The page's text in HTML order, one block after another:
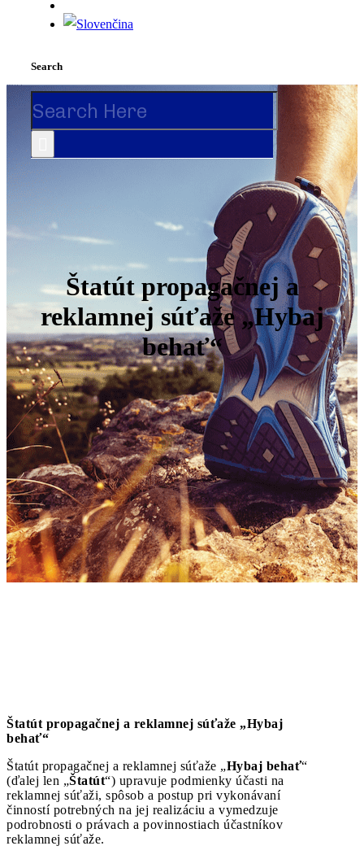
Search
Search
for:
Štatút propagačnej a
reklamnej súťaže „Hybaj
behať“
Štatút propagačnej a reklamnej súťaže „Hybaj
behať“
Štatút propagačnej a reklamnej súťaže „Hybaj behať“
(ďalej len „Štatút“) upravuje podmienky účasti na
reklamnej súťaži, spôsob a postup pri vykonávaní
činností potrebných na jej realizáciu a vymedzuje
podrobnosti o právach a povinnostiach účastníkov
reklamnej súťaže.